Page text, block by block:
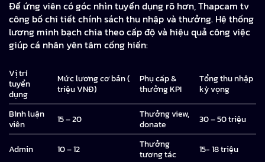
Để ứng viên có góc nhìn tuyển dụng rõ hơn, Thapcam tv
công bố chi tiết chính sách thu nhập và thưởng. Hệ thống
lương minh bạch chia theo cấp độ và hiệu quả công việc
giúp cá nhân yên tâm cống hiến:
Vị trí
tuyển
dụng
Mức lương cơ bản (
triệu VNĐ)
Phụ cấp &
thưởng KPI
Tổng thu nhập
kỳ vọng
Bình luận
viên
15 – 20
Thưởng view,
donate
30 – 50 triệu
Admin 10 – 12
Thưởng
tương tác
15- 18 triệu